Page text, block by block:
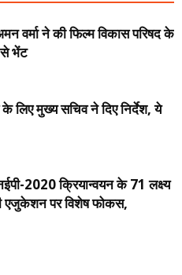
वर्मा ने की फिल्म विकास परिषद के
से भेंट
लिए मुख्य सचिव ने दिए निर्देश, ये
2020 क्रियान्वयन के 71 लक्ष्य
एजुकेशन पर विशेष फोकस,